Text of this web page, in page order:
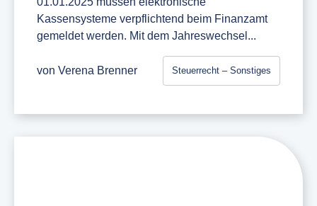
Kassensysteme verpflichtend beim Finanzamt
gemeldet werden. Mit dem Jahreswechsel...
von Verena Brenner Steuerrecht – Sonstiges